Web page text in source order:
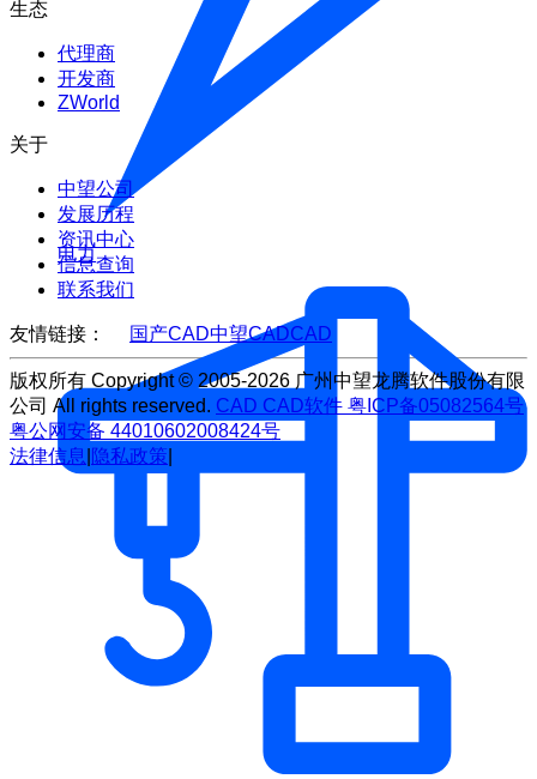
电力
生态
代理商
开发商
ZWorld
关于
中望公司
发展历程
资讯中心
信息查询
联系我们
友情链接： 国产CAD中望CADCAD
版权所有 Copyright © 2005-2026 广州中望龙腾软件股份有限
公司 All rights reserved. CAD CAD软件 粤ICP备05082564号
粤公网安备 44010602008424号
法律信息 隐私政策